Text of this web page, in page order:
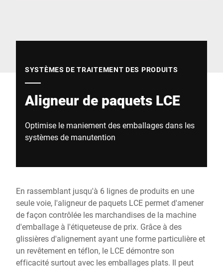
SYSTÈMES DE TRAITEMENT DES PRODUITS
Aligneur de paquets LCE
Optimise le maniement des emballages dans les
systèmes de manutention
En rassemblant jusqu'à 6 lignes de produits en une
seule voie, l'aligneur de paquets LCE permet d'amener
de façon contrôlée les marchandises de la machine
d'emballage à l'étiqueteuse de prix. Grâce à des
glissières d'alignement ayant une forme particulière et
un revêtement en téflon, le LCE démontre son
efficacité surtout avec les emballages plats. Il peut